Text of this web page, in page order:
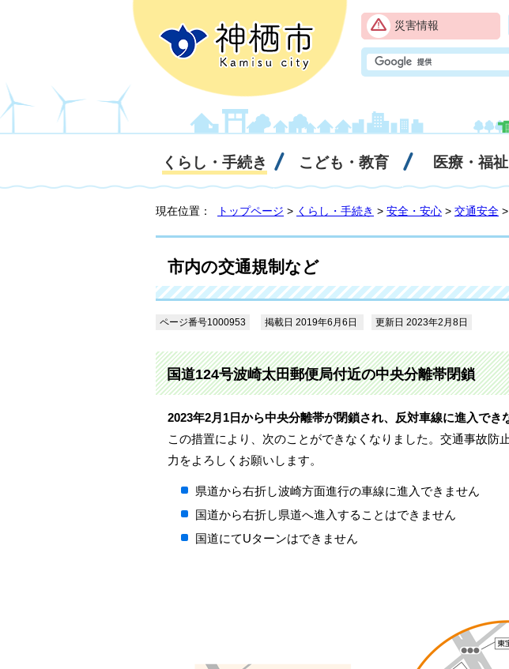
災害情報
くらし・手続き こども・教育 医療・福祉
現在位置： トップページ > くらし・手続き > 安全・安心 > 交通安全
市内の交通規制など
ページ番号1000953 掲載日 2019年6月6日 更新日 2023年2月8日
国道124号波崎太田郵便局付近の中央分離帯閉鎖
2023年2月1日から中央分離帯が閉鎖され、反対車線に進入でき
この措置により、次のことができなくなりました。交通事故防
力をよろしくお願いします。
県道から右折し波崎方面進行の車線に進入できません
国道から右折し県道へ進入することはできません
国道にてUターンはできません